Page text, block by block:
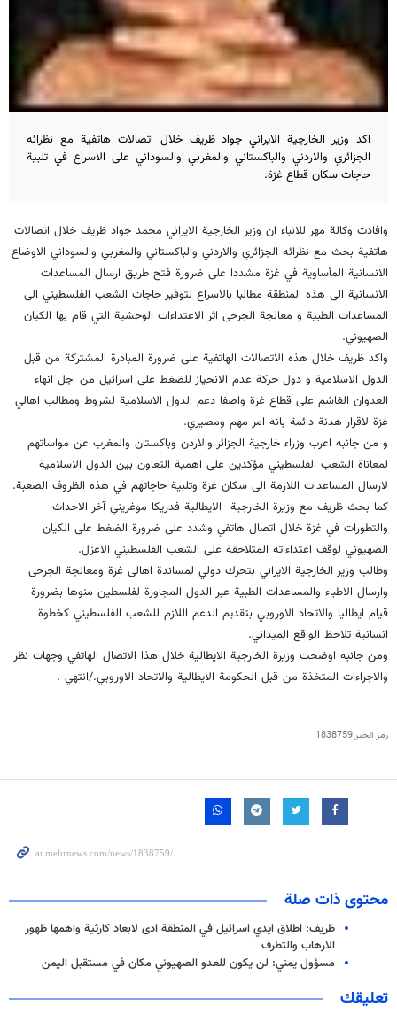
اكد وزير الخارجية الايراني جواد ظريف خلال اتصالات هاتفية مع نظرائه
الجزائري والاردني والباكستاني والمغربي والسوداني على الاسراع في تلبية
حاجات سكان قطاع غزة.
وافادت وكالة مهر للانباء ان وزير الخارجية الايراني محمد جواد ظريف خلال اتصالات
هاتفية بحث مع نظرائه الجزائري والاردني والباكستاني والمغربي والسوداني الاوضاع
الانسانية المأساوية في غزة مشددا على ضرورة فتح طريق ارسال المساعدات
الانسانية الى هذه المنطقة مطالبا بالاسراع لتوفير حاجات الشعب الفلسطيني الى
المساعدات الطبية و معالجة الجرحى اثر الاعتداءات الوحشية التي قام بها الكيان
الصهيوني.
واكد ظريف خلال هذه الاتصالات الهاتفية على ضرورة المبادرة المشتركة من قبل
الدول الاسلامية و دول حركة عدم الانحياز للضغط على اسرائيل من اجل انهاء
العدوان الغاشم على قطاع غزة واصفا دعم الدول الاسلامية لشروط ومطالب اهالي
غزة لاقرار هدنة دائمة بانه امر مهم ومصيري.
و من جانبه اعرب وزراء خارجية الجزائر والاردن وباكستان والمغرب عن مواساتهم
لمعاناة الشعب الفلسطيني مؤكدين على اهمية التعاون بين الدول الاسلامية
لارسال المساعدات اللازمة الى سكان غزة وتلبية حاجاتهم في هذه الظروف الصعبة.
كما بحث ظريف مع وزيرة الخارجية الايطالية فدريكا موغريني آخر الاحداث
والتطورات في غزة خلال اتصال هاتفي وشدد على ضرورة الضغط على الكيان
الصهيوني لوقف اعتداءاته المتلاحقة على الشعب الفلسطيني الاعزل.
وطالب وزير الخارجية الايراني بتحرك دولي لمساندة اهالى غزة ومعالجة الجرحى
وارسال الاطباء والمساعدات الطبية عبر الدول المجاورة لفلسطين منوها بضرورة
قيام ايطاليا والاتحاد الاوروبي بتقديم الدعم اللازم للشعب الفلسطيني كخطوة
انسانية تلاحظ الواقع الميداني.
ومن جانبه اوضحت وزيرة الخارجية الايطالية خلال هذا الاتصال الهاتفي وجهات نظر
والاجراءات المتخذة من قبل الحكومة الايطالية والاتحاد الاوروبي./انتهي .
رمز الخبر1838759
محتوى ذات صلة
ظريف: اطلاق ايدي اسرائيل في المنطقة ادى لابعاد كارثية واهمها ظهور
الارهاب والتطرف
مسؤول يمني: لن يكون للعدو الصهيوني مكان في مستقبل اليمن
تعليقك